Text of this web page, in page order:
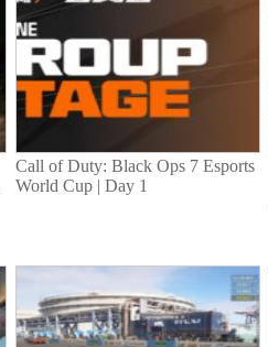
Call of Duty: Black Ops 7 Esports
World Cup | Day 1